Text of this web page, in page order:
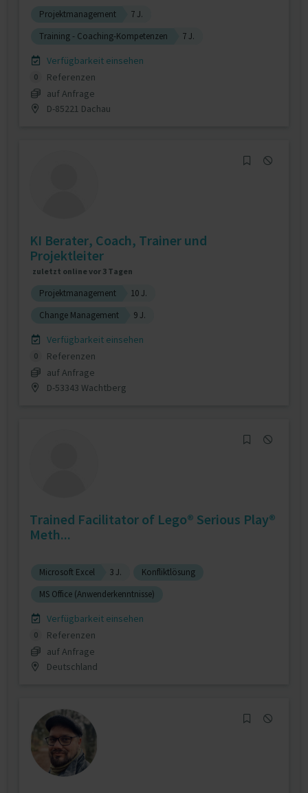
Projektmanagement
7 J.
Training - Coaching-Kompetenzen
7 J.
Verfügbarkeit einsehen
0
Referenzen
auf Anfrage
D-85221 Dachau
KI Berater, Coach, Trainer und
Projektleiter
zuletzt online vor 3 Tagen
Projektmanagement
10 J.
Change Management
9 J.
Verfügbarkeit einsehen
0
Referenzen
auf Anfrage
D-53343 Wachtberg
Trained Facilitator of Lego® Serious Play®
Meth...
Microsoft Excel 3 J.
Konfliktlösung
MS Office (Anwenderkenntnisse)
Verfügbarkeit einsehen
0
Referenzen
auf Anfrage
Deutschland